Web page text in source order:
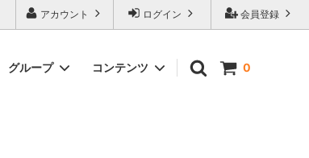
会員登録
ログイン
アカウント
0
グループ コンテンツ